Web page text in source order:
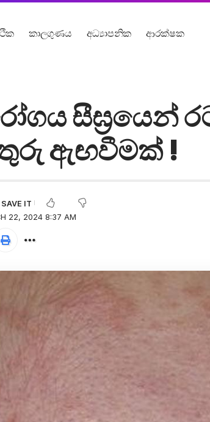
කාලගුණය අධ්‍යාපනික ආරක්ෂක
සීඝ්‍රයෙන්
ඇඟවීමක් !
22, 2024 8:37 AM